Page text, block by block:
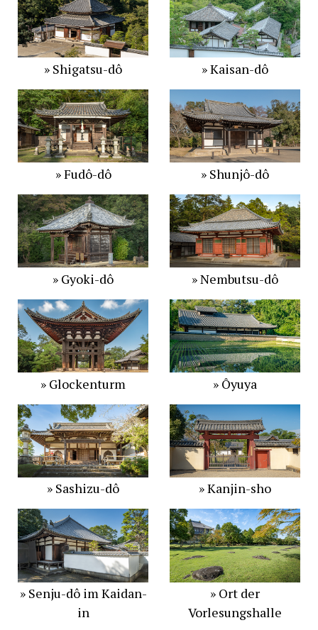
» Shigatsu-dô » Kaisan-dô
» Fudô-dô » Shunjô-dô
» Gyoki-dô » Nembutsu-dô
» Glockenturm » Ôyuya
» Sashizu-dô » Kanjin-sho
» Senju-dô im Kaidan-
in
» Ort der
Vorlesungshalle